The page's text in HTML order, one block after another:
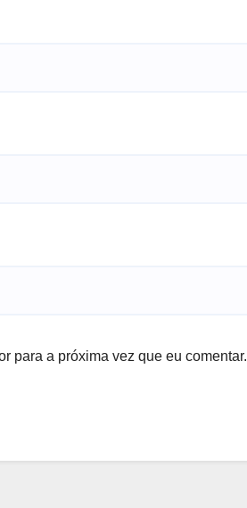
para a próxima vez que eu comentar.